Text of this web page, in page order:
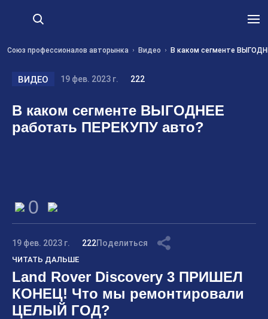
Союз профессионалов авторынка Видео В каком сегменте
ВИДЕО 19 фев. 2023 г. 222
В каком сегменте ВЫГОДНЕЕ
работать ПЕРЕКУПУ авто?
0
19 фев. 2023 г. 222Поделиться
ЧИТАТЬ ДАЛЬШЕ
Land Rover Discovery 3 ПРИШЕЛ
КОНЕЦ! Что мы ремонтировали
ЦЕЛЫЙ ГОД?